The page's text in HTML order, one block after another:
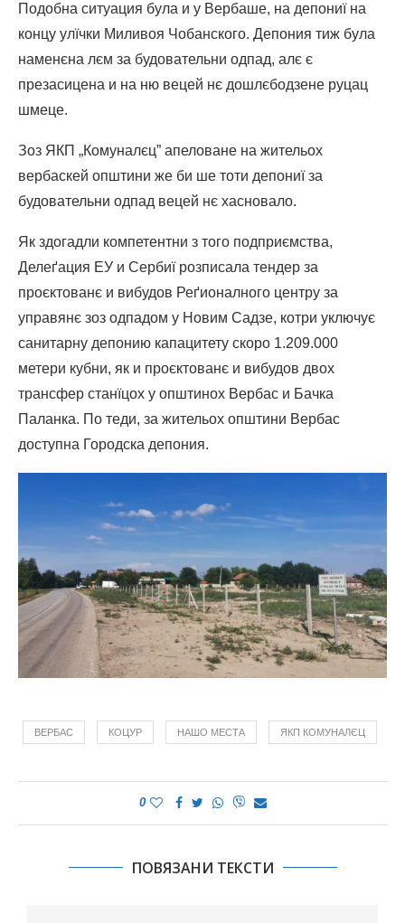
Подобна ситуация була и у Вербаше, на депониї на
концу улїчки Миливоя Чобанского. Депония тиж була
наменєна лєм за будовательни одпад, алє є
презасицена и на ню вецей нє дошлєбодзене руцац
шмеце.
Зоз ЯКП „Комуналєц” апеловане на жительох
вербаскей општини же би ше тоти депониї за
будовательни одпад вецей нє хасновало.
Як здогадли компетентни з того подприємства,
Делеґация ЕУ и Сербиї розписала тендер за
проєктованє и вибудов Реґионалного центру за
управянє зоз одпадом у Новим Садзе, котри уключує
санитарну депонию капацитету скоро 1.209.000
метери кубни, як и проєктованє и вибудов двох
трансфер станїцох у општинох Вербас и Бачка
Паланка. По теди, за жительох општини Вербас
доступна Городска депония.
ВЕРБАС КОЦУР НАШО МЕСТА ЯКП КОМУНАЛЄЦ
0
ПОВЯЗАНИ ТЕКСТИ